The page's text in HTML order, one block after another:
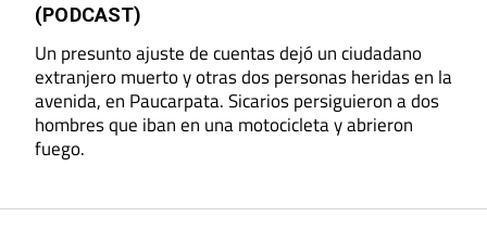
(PODCAST)
Un presunto ajuste de cuentas dejó un ciudadano
extranjero muerto y otras dos personas heridas en la
avenida, en Paucarpata. Sicarios persiguieron a dos
hombres que iban en una motocicleta y abrieron
fuego.